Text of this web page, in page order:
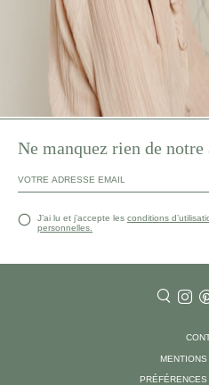
Ne manquez rien de
J’ai lu et j’accepte les conditions
personnelles.